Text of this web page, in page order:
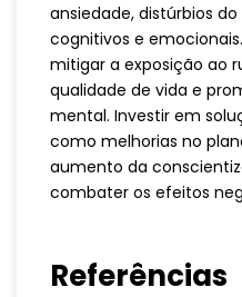
ansiedade, distúrbios
cognitivos e
mitigar a exposição ao
qualidade de vida e
mental. Investir em
como melhorias no
aumento da
combater os efeitos
Referências